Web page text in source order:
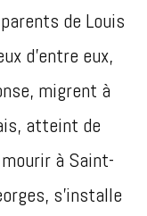
de Louis
d’entre eux,
migrent à
atteint de
à Saint-
s’installe